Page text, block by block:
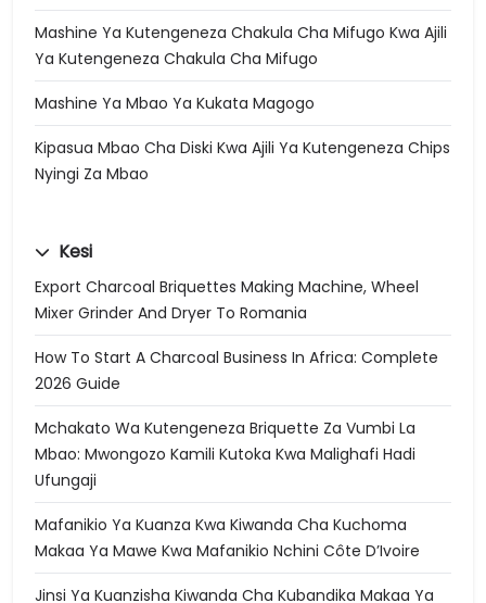
Mashine Ya Kutengeneza Chakula Cha Mifugo Kwa Ajili
Ya Kutengeneza Chakula Cha Mifugo
Mashine Ya Mbao Ya Kukata Magogo
Kipasua Mbao Cha Diski Kwa Ajili Ya Kutengeneza Chips
Nyingi Za Mbao
Kesi
Export Charcoal Briquettes Making Machine, Wheel
Mixer Grinder And Dryer To Romania
How To Start A Charcoal Business In Africa: Complete
2026 Guide
Mchakato Wa Kutengeneza Briquette Za Vumbi La
Mbao: Mwongozo Kamili Kutoka Kwa Malighafi Hadi
Ufungaji
Mafanikio Ya Kuanza Kwa Kiwanda Cha Kuchoma
Makaa Ya Mawe Kwa Mafanikio Nchini Côte D’Ivoire
Jinsi Ya Kuanzisha Kiwanda Cha Kubandika Makaa Ya